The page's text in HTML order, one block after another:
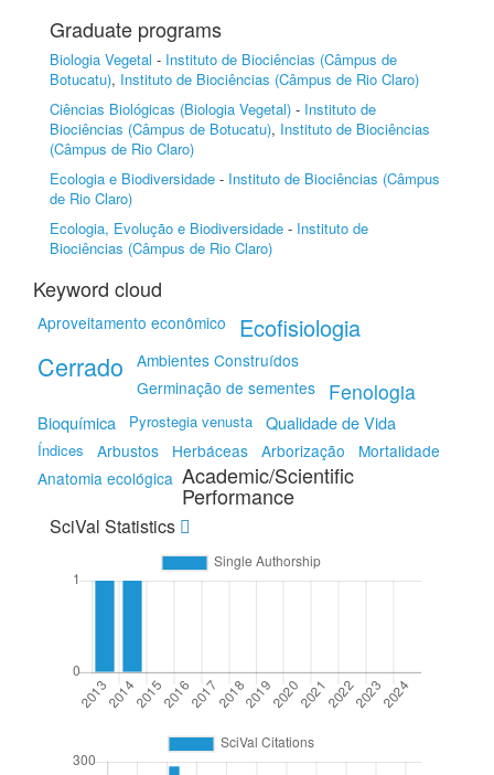
Graduate programs
Biologia Vegetal - Instituto de Biociências (Câmpus de
Botucatu), Instituto de Biociências (Câmpus de Rio Claro)
Ciências Biológicas (Biologia Vegetal) - Instituto de
Biociências (Câmpus de Botucatu), Instituto de Biociências
(Câmpus de Rio Claro)
Ecologia e Biodiversidade - Instituto de Biociências (Câmpus
de Rio Claro)
Ecologia, Evolução e Biodiversidade - Instituto de
Biociências (Câmpus de Rio Claro)
Keyword cloud
Aproveitamento econômico Ecofisiologia
Cerrado
Ambientes Construídos
Germinação de sementes
Fenologia
Bioquímica Pyrostegia venusta Qualidade de Vida
Índices Arbustos Herbáceas Arborização
Mortalidade
Anatomia ecológica Academic/Scientific
Performance
SciVal Statistics